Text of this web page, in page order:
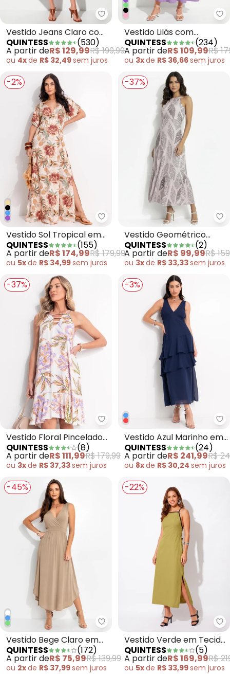
Quintess - Vestido Jeans Claro
Vestido Jeans Claro com
Bolsos
QUINTESS (530)
A partir deR$ 129,99R$ 199,99
ou 4xde R$ 32,49sem juros
Vestido Lilás com
Babados e Alças para
Amarrar
QUINTESS (234)
A partir deR$ 109,99R$
ou 3xde R$ 36,66sem juros
-2%
Quintess - Vestido Sol Tropical
Vestido Sol Tropical em
Malha Fria
QUINTESS (155)
A partir deR$ 174,99R$ 179,99
ou 5xde R$ 34,99sem juros
-37%
Vestido Geométrico
Listrado em Canelado
QUINTESS (2)
A partir deR$ 99,99R$
ou 3xde R$ 33,33sem juros
-37%
Quintess - Vestido Floral
Vestido Floral Pincelado
em Viscose Plana
QUINTESS (8)
A partir deR$ 111,99R$ 179,99
ou 3xde R$ 37,33sem juros
-3%
Vestido Azul Marinho em
Chiffon
QUINTESS (24)
A partir deR$ 241,99R$
ou 8xde R$ 30,24 sem juros
-45%
Quintess - Vestido Bege Claro
Vestido Bege Claro em
Malha de Viscose
QUINTESS (172)
A partir deR$ 75,99R$ 139,99
ou 2xde R$ 37,99sem juros
-22%
Vestido Verde em Tecido
Alfaiataria de Viscose
QUINTESS (5)
A partir deR$ 169,99R$
ou 5xde R$ 33,99sem juros